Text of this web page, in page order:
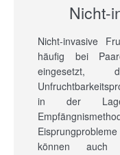
Nicht-
Nicht-invasive
häufig bei
eingesetzt,
in der
können auch